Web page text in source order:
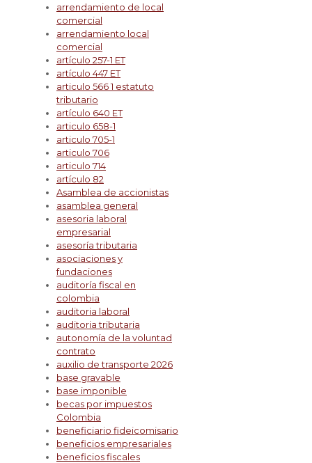
arrendamiento de local
comercial
arrendamiento local
comercial
artículo 257-1 ET
artículo 447 ET
articulo 566 1 estatuto
tributario
artículo 640 ET
articulo 658-1
articulo 705-1
articulo 706
articulo 714
artículo 82
Asamblea de accionistas
asamblea general
asesoria laboral
empresarial
asesoría tributaria
asociaciones y
fundaciones
auditoría fiscal en
colombia
auditoria laboral
auditoria tributaria
autonomía de la voluntad
contrato
auxilio de transporte 2026
base gravable
base imponible
becas por impuestos
Colombia
beneficiario fideicomisario
beneficios empresariales
beneficios fiscales